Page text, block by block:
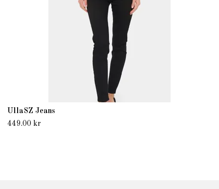
UllaSZ Jeans
449.00 kr